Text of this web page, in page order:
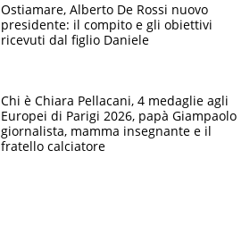
Ostiamare, Alberto De Rossi nuovo
presidente: il compito e gli obiettivi
ricevuti dal figlio Daniele
Chi è Chiara Pellacani, 4 medaglie agli
Europei di Parigi 2026, papà Giampaolo
giornalista, mamma insegnante e il
fratello calciatore